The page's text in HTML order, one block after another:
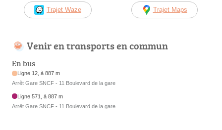
Trajet Waze Trajet Maps
Venir en transports en commun
En bus
Ligne 12, à 887 m
Arrêt Gare SNCF - 11 Boulevard de la gare
Ligne 571, à 887 m
Arrêt Gare SNCF - 11 Boulevard de la gare